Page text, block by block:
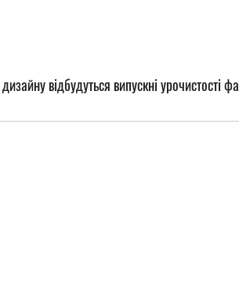
відбудуться випускні